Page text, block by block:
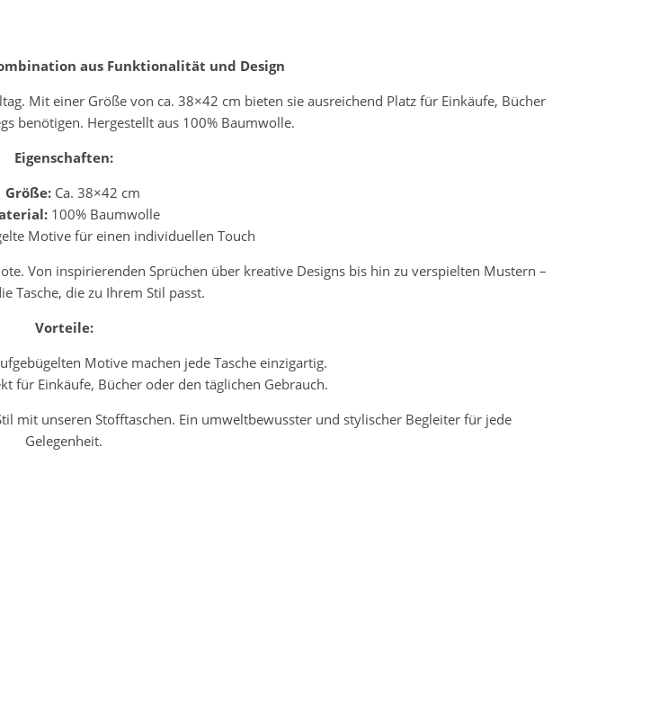
aus Funktionalität und Design
Mit einer Größe von ca. 38×42 cm bieten sie ausreichend Platz für Einkäufe, Bücher
benötigen. Hergestellt aus 100% Baumwolle.
Eigenschaften:
Größe: Ca. 38×42 cm
100% Baumwolle
Motive für einen individuellen Touch
Von inspirierenden Sprüchen über kreative Designs bis hin zu verspielten Mustern –
Tasche, die zu Ihrem Stil passt.
Vorteile:
Motive machen jede Tasche einzigartig.
für Einkäufe, Bücher oder den täglichen Gebrauch.
mit unseren Stofftaschen. Ein umweltbewusster und stylischer Begleiter für jede
Gelegenheit.